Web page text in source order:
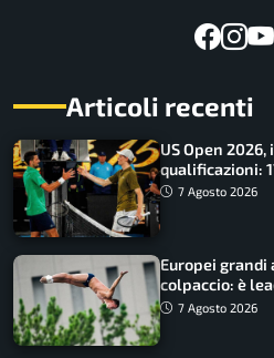
Articoli recenti
US Open
qualificazioni:
draw7 Agosto 2026
Europei grandi
colpaccio: è
ancora in corsa
7 Agosto 2026